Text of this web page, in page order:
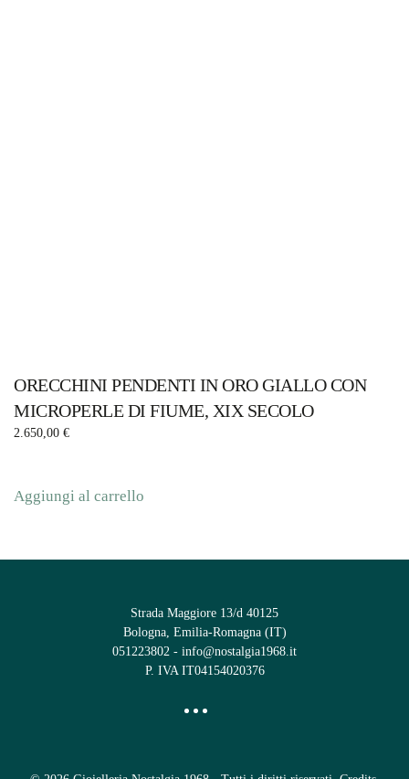
ORECCHINI PENDENTI IN ORO GIALLO CON
MICROPERLE DI FIUME, XIX SECOLO
2.650,00 €
Aggiungi al carrello
Strada Maggiore 13/d 40125
Bologna, Emilia-Romagna (IT)
051223802 - info@nostalgia1968.it
P. IVA IT04154020376